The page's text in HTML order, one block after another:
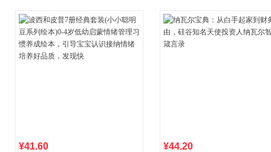
¥41.60 ¥44.20